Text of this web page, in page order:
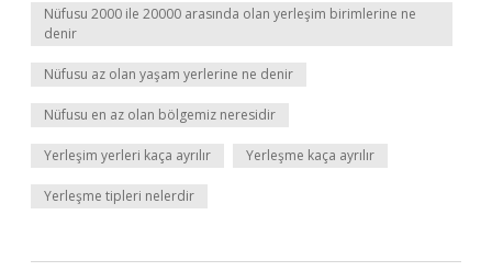
Nüfusu 2000 ile 20000 arasında olan yerleşim birimlerine ne
denir
Nüfusu az olan yaşam yerlerine ne denir
Nüfusu en az olan bölgemiz neresidir
Yerleşim yerleri kaça ayrılır Yerleşme kaça ayrılır
Yerleşme tipleri nelerdir